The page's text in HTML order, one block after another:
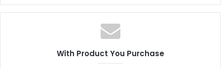
With Product You Purchase